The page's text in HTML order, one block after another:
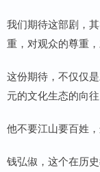
我们期待这部剧，
重，对观众的尊重
这份期待，不仅仅
元的文化生态的向往
他不要江山要百姓
钱弘俶，这个在历